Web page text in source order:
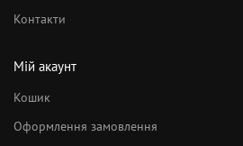
Контакти
Мій акаунт
Кошик
Оформлення замовлення